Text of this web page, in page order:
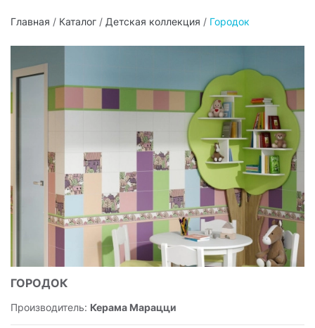
Главная / Каталог / Детская коллекция / Городок
ГОРОДОК
Производитель: Керама Марацци